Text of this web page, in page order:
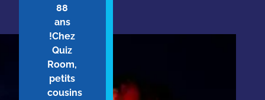
88
ans
!Chez
Quiz
Room,
petits
cousins